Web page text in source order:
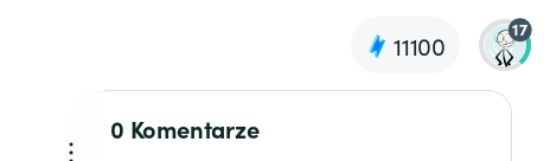
11100
17
0 Komentarze